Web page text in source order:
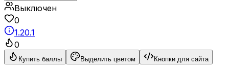
Выключен
0
1.20.1
0
Купить баллы Выделить цветом Кнопки для сайта